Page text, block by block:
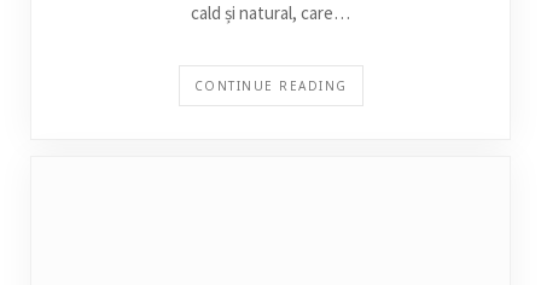
cald și natural, care…
CONTINUE READING